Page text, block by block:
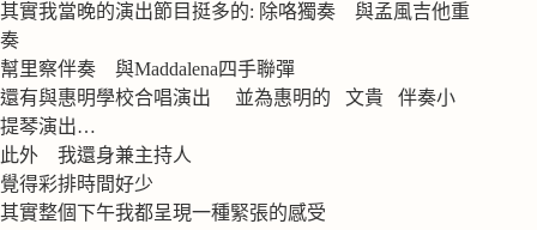
其實我當晚的演出節目挺多的: 除咯獨奏 與孟風吉他重
奏
幫里察伴奏 與Maddalena四手聯彈
還有與惠明學校合唱演出 並為惠明的 文貴 伴奏小
提琴演出…
此外 我還身兼主持人
覺得彩排時間好少
其實整個下午我都呈現一種緊張的感受